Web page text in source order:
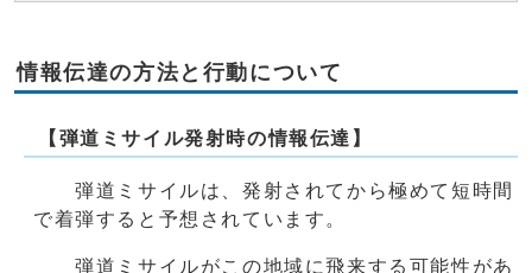
情報伝達の方法と行動について
【弾道ミサイル発射時の情報伝達】
弾道ミサイルは、発射されてから極めて短時間
で着弾すると予想されています。
弾道ミサイルがこの地域に飛来する可能性があ